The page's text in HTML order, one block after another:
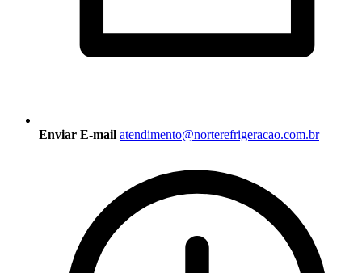
Enviar E-mail atendimento@norterefrigeracao.com.br